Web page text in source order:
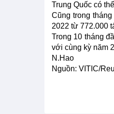
Trung Quốc có
Cũng trong
2022 từ 772.000
Trong 10 tháng
với cùng kỳ năm
N.Hao
Nguồn: VITIC/